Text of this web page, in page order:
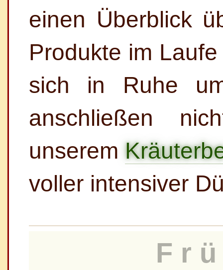
einen Überblick
Produkte im
sich in Ruhe
anschließen
unserem
voller intensiver